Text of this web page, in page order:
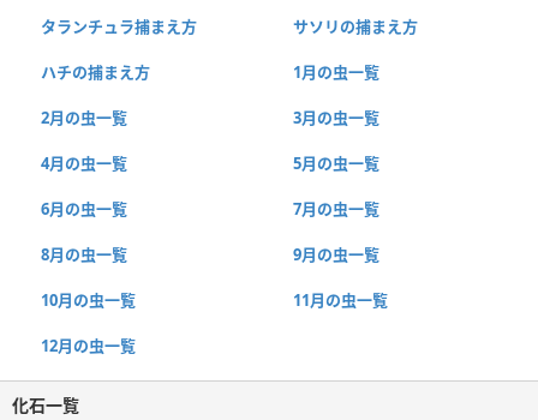
タランチュラ捕まえ方 サソリの捕まえ方
ハチの捕まえ方 1月の虫一覧
2月の虫一覧 3月の虫一覧
4月の虫一覧 5月の虫一覧
6月の虫一覧 7月の虫一覧
8月の虫一覧 9月の虫一覧
10月の虫一覧 11月の虫一覧
12月の虫一覧
化石一覧